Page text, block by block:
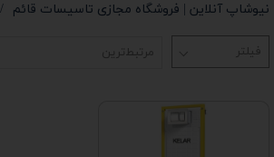
نیوشاپ آنلاین | فروشگاه مجازی تاسیسات قائم
مرتبط‌ترین